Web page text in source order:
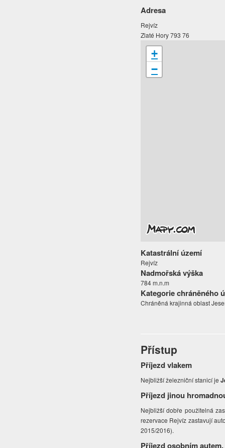
Adresa
Rejvíz
Zlaté Hory 793 76
+
−
Katastrální území
Rejvíz
Nadmořská výška
784 m.n.m
Kategorie chráněného
Chráněná krajinná oblast
Přístup
Příjezd vlakem
Nejbližší železniční stanicí je
Příjezd jinou
Nejbližší dobře použitelná
rezervace Rejvíz zastavují
2015/2016).
Příjezd osobním